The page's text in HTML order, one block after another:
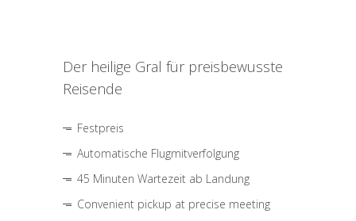
Der heilige Gral für preisbewusste
Reisende
Festpreis
Automatische Flugmitverfolgung
45 Minuten Wartezeit ab Landung
Convenient pickup at precise meeting